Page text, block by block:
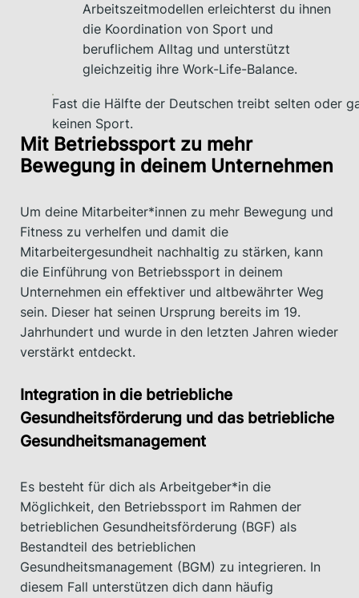
Arbeitszeitmodellen erleichterst du ihnen
die Koordination von Sport und
beruflichem Alltag und unterstützt
gleichzeitig ihre Work-Life-Balance.
Fast die Hälfte der Deutschen treibt selten oder
keinen Sport.
Mit Betriebssport zu mehr
Bewegung in deinem Unternehmen
Um deine Mitarbeiter*innen zu mehr Bewegung und
Fitness zu verhelfen und damit die
Mitarbeitergesundheit nachhaltig zu stärken, kann
die Einführung von Betriebssport in deinem
Unternehmen ein effektiver und altbewährter Weg
sein. Dieser hat seinen Ursprung bereits im 19.
Jahrhundert und wurde in den letzten Jahren wieder
verstärkt entdeckt.
Integration in die betriebliche
Gesundheitsförderung und das betriebliche
Gesundheitsmanagement
Es besteht für dich als Arbeitgeber*in die
Möglichkeit, den Betriebssport im Rahmen der
betrieblichen Gesundheitsförderung (BGF) als
Bestandteil des betrieblichen
Gesundheitsmanagement (BGM) zu integrieren. In
diesem Fall unterstützen dich dann häufig